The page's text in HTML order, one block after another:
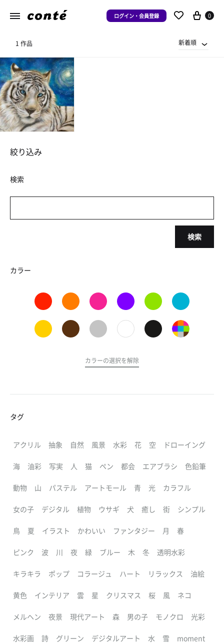
ログイン・会員登録 0
1 作品 新着順
絞り込み
検索
検索
カラー
カラーの選択を解除
タグ
アクリル 抽象 自然 風景 水彩 花 空 ドローイング
海 油彩 写実 人 猫 ペン 都会 エアブラシ 色鉛筆
動物 山 パステル アートモール 青 光 カラフル
女の子 デジタル 植物 ウサギ 犬 癒し 街 シンプル
鳥 夏 イラスト かわいい ファンタジー 月 春
ピンク 波 川 夜 緑 ブルー 木 冬 透明水彩
キラキラ ポップ コラージュ ハート リラックス 油絵
黄色 インテリア 雲 星 クリスマス 桜 風 ネコ
メルヘン 夜景 現代アート 森 男の子 モノクロ 光彩
水彩画 詩 グリーン デジタルアート 水 雪 moment